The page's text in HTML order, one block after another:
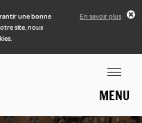
une bonne
site, nous
En savoir plus
MENU